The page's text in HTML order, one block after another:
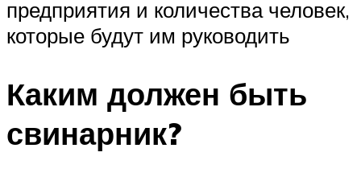
предприятия и количества человек,
которые будут им руководить
Каким должен быть
свинарник?